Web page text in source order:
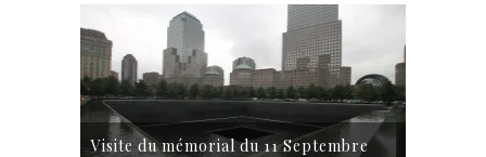
Visite du mémorial du 11 Septembre